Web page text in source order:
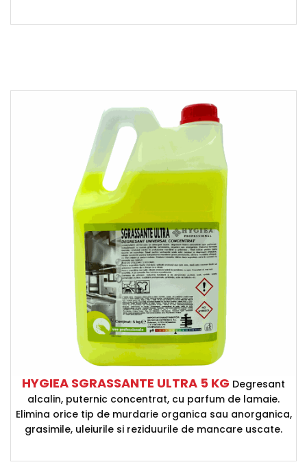
HYGIEA SGRASSANTE ULTRA 5 KG Degresant
alcalin, puternic concentrat, cu parfum de lamaie.
Elimina orice tip de murdarie organica sau anorganica,
grasimile, uleiurile si reziduurile de mancare uscate.